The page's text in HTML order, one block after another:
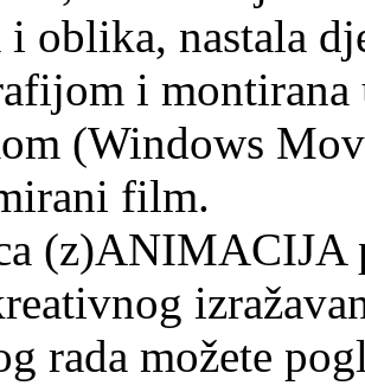
oblika, nastala
i
(Windows
film.
(z)ANIMACIJA
rada možete